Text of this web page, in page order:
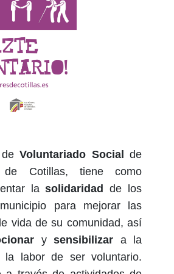
deVoluntariado Socialde
Cotillas, tiene como
lasolidaridad de los
para mejorar las
vida de su comunidad, así
ysensibilizar a la
la labor de ser voluntario.